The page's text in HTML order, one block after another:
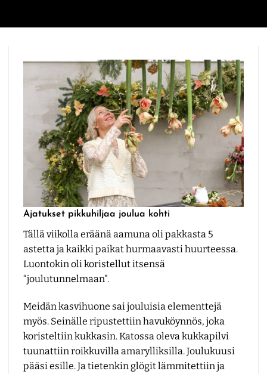
Ajatukset pikkuhiljaa joulua kohti
Tällä viikolla eräänä aamuna oli pakkasta 5
astetta ja kaikki paikat hurmaavasti huurteessa.
Luontokin oli koristellut itsensä
“joulutunnelmaan”.
Meidän kasvihuone sai jouluisia elementtejä
myös. Seinälle ripustettiin havuköynnös, joka
koristeltiin kukkasin. Katossa oleva kukkapilvi
tuunattiin roikkuvilla amarylliksilla. Joulukuusi
pääsi esille. Ja tietenkin glögit lämmitettiin ja